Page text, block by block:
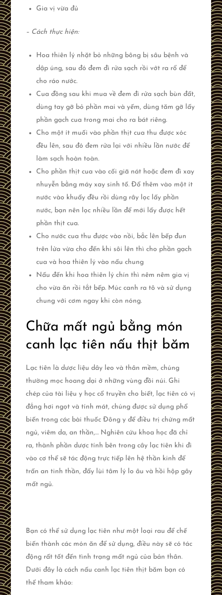
Gia vị vừa đủ
– Cách thực hiện:
Hoa thiên lý nhặt bỏ những bông bị sâu bệnh và
dập úng, sau đó đem đi rửa sạch rồi vớt ra rổ để
cho ráo nước.
Cua đồng sau khi mua về đem đi rửa sạch bùn đất,
dùng tay gỡ bỏ phần mai và yếm, dùng tăm gỡ lấy
phần gạch cua trong mai cho ra bát riêng.
Cho một ít muối vào phần thịt cua thu được xóc
đều lên, sau đó đem rửa lại với nhiều lần nước để
làm sạch hoàn toàn.
Cho phần thịt cua vào cối giã nát hoặc đem đi xay
nhuyễn bằng máy xay sinh tố. Đổ thêm vào một ít
nước vào khuấy đều rồi dùng rây lọc lấy phần
nước, bạn nên lọc nhiều lần để mới lấy được hết
phần thịt cua.
Cho nước cua thu được vào nồi, bắc lên bếp đun
trên lửa vừa cho đến khi sôi lên thì cho phần gạch
cua và hoa thiên lý vào nấu chung
Nấu đến khi hoa thiên lý chín thì nêm nêm gia vị
cho vừa ăn rồi tắt bếp. Múc canh ra tô và sử dụng
chung với cơm ngay khi còn nóng.
Chữa mất ngủ bằng món
canh lạc tiên nấu thịt băm
Lạc tiên là dược liệu dây leo và thân mềm, chúng
thường mọc hoang dại ở những vùng đồi núi. Ghi
chép của tài liệu y học cổ truyền cho biết, lạc tiên có vị
đắng hơi ngọt và tính mát, chúng được sử dụng phổ
biến trong các bài thuốc Đông y để điều trị chứng mất
ngủ, viêm da, an thần,… Nghiên cứu khoa học đã chỉ
ra, thành phần dược tính bên trong cây lạc tiên khi đi
vào cơ thể sẽ tác động trực tiếp lên hệ thần kinh để
trấn an tinh thần, đẩy lùi tâm lý lo âu và hồi hộp gây
mất ngủ.
Bạn có thể sử dụng lạc tiên như một loại rau để chế
biến thành các món ăn để sử dụng, điều này sẽ có tác
động rất tốt đến tình trạng mất ngủ của bản thân.
Dưới đây là cách nấu canh lạc tiên thịt băm bạn có
thể tham khảo: